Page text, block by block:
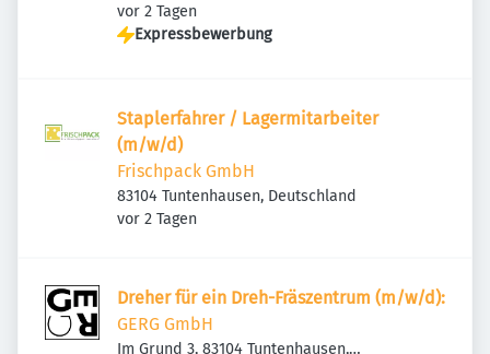
Veröffentlicht
vor 2 Tagen
Expressbewerbung
Staplerfahrer / Lagermitarbeiter
(m/w/d)
Frischpack GmbH
83104 Tuntenhausen, Deutschland
Veröffentlicht
vor 2 Tagen
Dreher für ein Dreh-Fräszentrum (m/w/d):
GERG GmbH
Im Grund 3, 83104 Tuntenhausen,